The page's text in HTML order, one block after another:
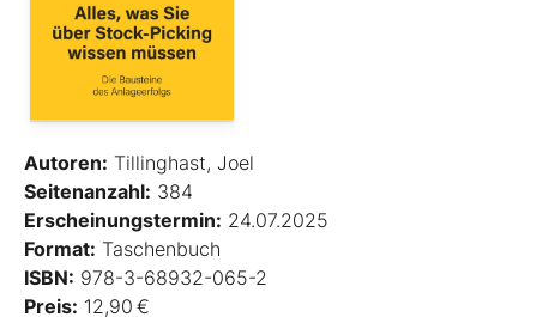
Autoren: Tillinghast, Joel
Seitenanzahl: 384
Erscheinungstermin: 24.07.2025
Format: Taschenbuch
ISBN: 978-3-68932-065-2
Preis: 12,90 €